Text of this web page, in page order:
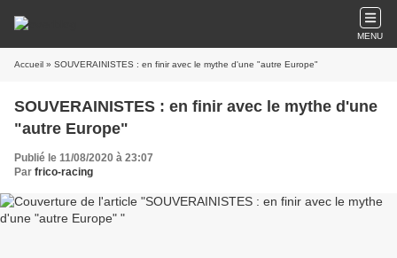
MENU
Accueil » SOUVERAINISTES : en finir avec le mythe d'une "autre Europe"
SOUVERAINISTES : en finir avec le mythe d'une
"autre Europe"
Publié le 11/08/2020 à 23:07
Par frico-racing